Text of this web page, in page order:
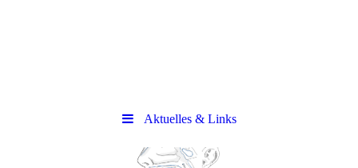
Aktuelles & Links